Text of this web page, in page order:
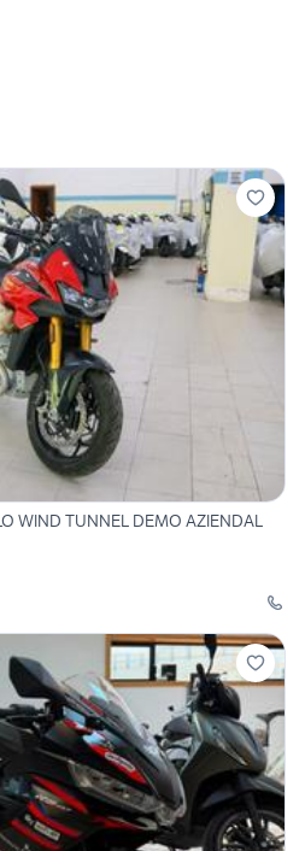
WIND TUNNEL DEMO AZIENDAL